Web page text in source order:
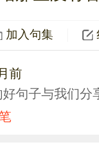
加入句集
前
句子与我们分